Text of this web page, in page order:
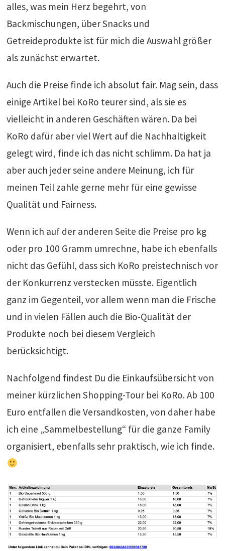
alles, was mein Herz begehrt, von
Backmischungen, über Snacks und
Getreideprodukte ist für mich die Auswahl größer
als zunächst erwartet.
Auch die Preise finde ich absolut fair. Mag sein, dass
einige Artikel bei KoRo teurer sind, als sie es
vielleicht in anderen Geschäften wären. Da bei
KoRo dafür aber viel Wert auf die Nachhaltigkeit
gelegt wird, finde ich das nicht schlimm. Da hat ja
aber auch jeder seine andere Meinung, ich für
meinen Teil zahle gerne mehr für eine gewisse
Qualität und Fairness.
Wenn ich auf der anderen Seite die Preise pro kg
oder pro 100 Gramm umrechne, habe ich ebenfalls
nicht das Gefühl, dass sich KoRo preistechnisch vor
der Konkurrenz verstecken müsste. Eigentlich
ganz im Gegenteil, vor allem wenn man die Frische
und in vielen Fällen auch die Bio-Qualität der
Produkte noch bei diesem Vergleich
berücksichtigt.
Nachfolgend findest Du die Einkaufsübersicht von
meiner kürzlichen Shopping-Tour bei KoRo. Ab 100
Euro entfallen die Versandkosten, von daher habe
ich eine „Sammelbestellung“ für die ganze Family
organisiert, ebenfalls sehr praktisch, wie ich finde.